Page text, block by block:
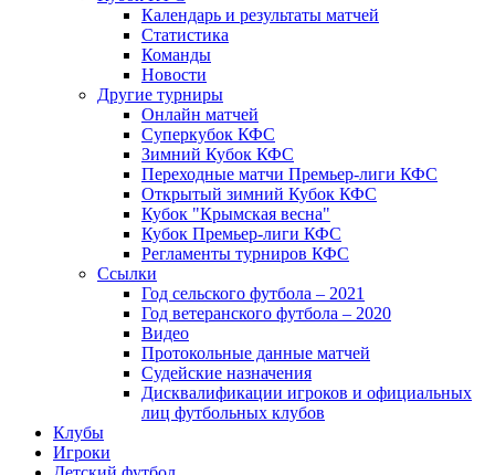
Календарь и результаты матчей
Статистика
Команды
Новости
Другие турниры
Онлайн матчей
Суперкубок КФС
Зимний Кубок КФС
Переходные матчи Премьер-лиги КФС
Открытый зимний Кубок КФС
Кубок "Крымская весна"
Кубок Премьер-лиги КФС
Регламенты турниров КФС
Ссылки
Год сельского футбола – 2021
Год ветеранского футбола – 2020
Видео
Протокольные данные матчей
Судейские назначения
Дисквалификации игроков и официальных
лиц футбольных клубов
Клубы
Игроки